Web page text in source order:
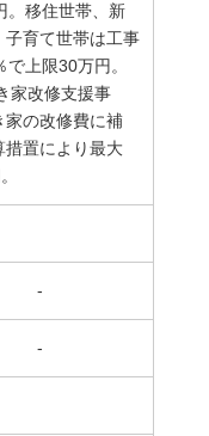
。移住世帯、新
子育て世帯は工事
で上限30万円。
家改修支援事
家の改修費に補
措置により最大
-
-